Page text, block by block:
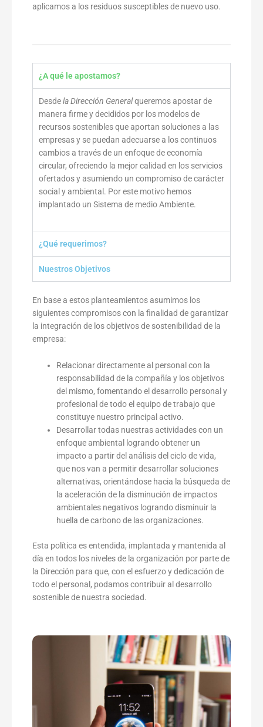
aplicamos a los residuos susceptibles de nuevo uso.
¿A qué le apostamos?
Desdela Dirección Generalqueremos apostar de
manera firme y decididos por los modelos de
recursos sostenibles que aportan soluciones a las
empresas y se puedan adecuarse a los continuos
cambios a través de un enfoque de economía
circular, ofreciendo la mejor calidad en los servicios
ofertados y asumiendo un compromiso de carácter
social y ambiental. Por este motivo hemos
implantado un Sistema de medio Ambiente.
¿Qué requerimos?
Nuestros Objetivos
En base a estos planteamientos asumimos los
siguientes compromisos con la finalidad de garantizar
la integración de los objetivos de sostenibilidad de la
empresa:
Relacionar directamente al personal con la
responsabilidad de la compañía y los objetivos
del mismo, fomentando el desarrollo personal y
profesional de todo el equipo de trabajo que
constituye nuestro principal activo.
Desarrollar todas nuestras actividades con un
enfoque ambiental logrando obtener un
impacto a partir del análisis del ciclo de vida,
que nos van a permitir desarrollar soluciones
alternativas, orientándose hacia la búsqueda de
la aceleración de la disminución de impactos
ambientales negativos logrando disminuir la
huella de carbono de las organizaciones.
Esta política es entendida, implantada y mantenida al
día en todos los niveles de la organización por parte de
la Dirección para que, con el esfuerzo y dedicación de
todo el personal, podamos contribuir al desarrollo
sostenible de nuestra sociedad.